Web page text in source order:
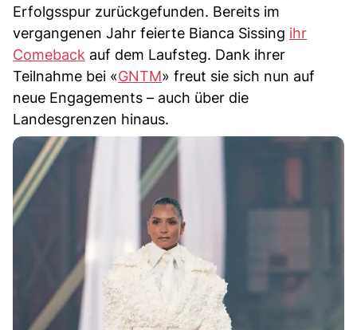
Erfolgsspur zurückgefunden. Bereits im
vergangenen Jahr feierte Bianca Sissing ihr
Comeback auf dem Laufsteg. Dank ihrer
Teilnahme bei «GNTM» freut sie sich nun auf
neue Engagements – auch über die
Landesgrenzen hinaus.